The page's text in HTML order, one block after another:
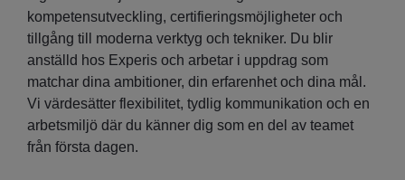
kompetensutveckling, certifieringsmöjligheter och
tillgång till moderna verktyg och tekniker. Du blir
anställd hos Experis och arbetar i uppdrag som
matchar dina ambitioner, din erfarenhet och dina mål.
Vi värdesätter flexibilitet, tydlig kommunikation och en
arbetsmiljö där du känner dig som en del av teamet
från första dagen.